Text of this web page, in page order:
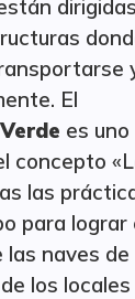
El
es
concepto
las
para lograr
naves de
los